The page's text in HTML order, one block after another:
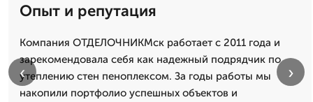
Опыт и репутация
Компания ОТДЕЛОЧНИКМск работает с 2011 года и
зарекомендовала себя как надежный подрядчик по
утеплению стен пеноплексом. За годы работы мы
накопили портфолио успешных объектов и
‹ ›